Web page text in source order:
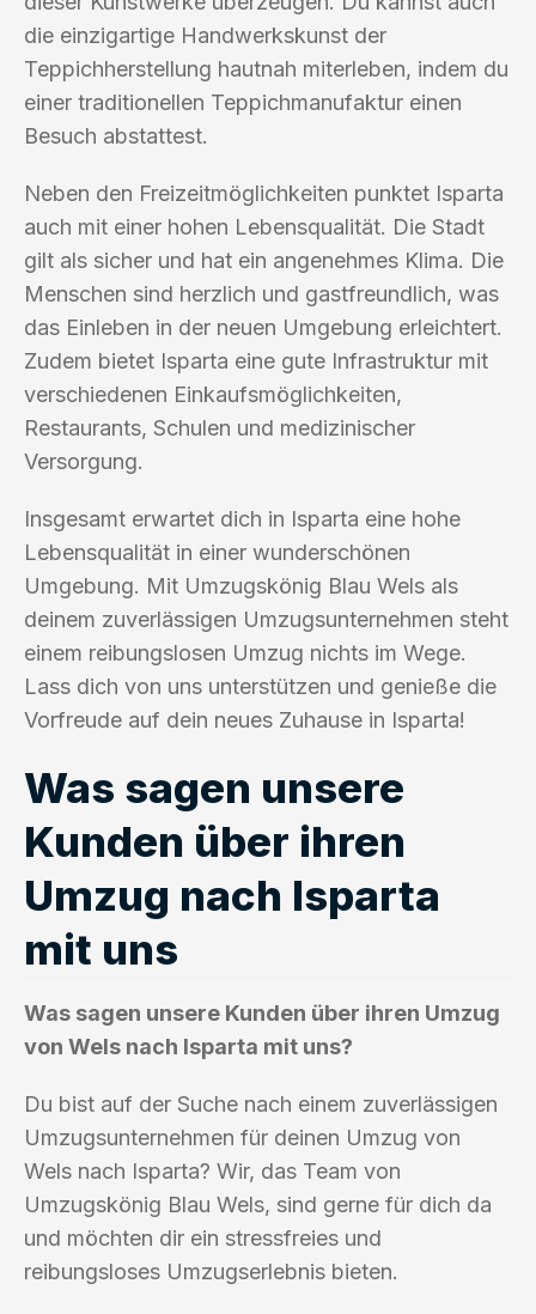
die einzigartige Handwerkskunst der
Teppichherstellung hautnah miterleben, indem du
einer traditionellen Teppichmanufaktur einen
Besuch abstattest.
Neben den Freizeitmöglichkeiten punktet Isparta
auch mit einer hohen Lebensqualität. Die Stadt
gilt als sicher und hat ein angenehmes Klima. Die
Menschen sind herzlich und gastfreundlich, was
das Einleben in der neuen Umgebung erleichtert.
Zudem bietet Isparta eine gute Infrastruktur mit
verschiedenen Einkaufsmöglichkeiten,
Restaurants, Schulen und medizinischer
Versorgung.
Insgesamt erwartet dich in Isparta eine hohe
Lebensqualität in einer wunderschönen
Umgebung. Mit Umzugskönig Blau Wels als
deinem zuverlässigen Umzugsunternehmen steht
einem reibungslosen Umzug nichts im Wege.
Lass dich von uns unterstützen und genieße die
Vorfreude auf dein neues Zuhause in Isparta!
Was sagen unsere
Kunden über ihren
Umzug nach Isparta
mit uns
Was sagen unsere Kunden über ihren Umzug
von Wels nach Isparta mit uns?
Du bist auf der Suche nach einem zuverlässigen
Umzugsunternehmen für deinen Umzug von
Wels nach Isparta? Wir, das Team von
Umzugskönig Blau Wels, sind gerne für dich da
und möchten dir ein stressfreies und
reibungsloses Umzugserlebnis bieten.